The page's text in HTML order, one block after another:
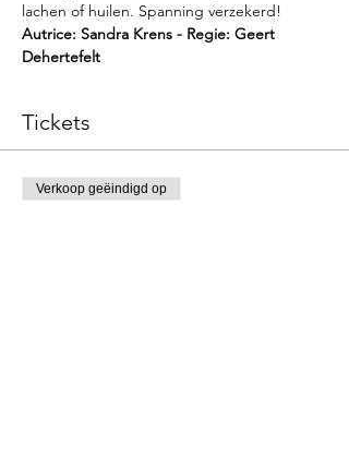
lachen of huilen. Spanning verzekerd!
Autrice: Sandra Krens - Regie: Geert
Dehertefelt
Tickets
Verkoop geëindigd op